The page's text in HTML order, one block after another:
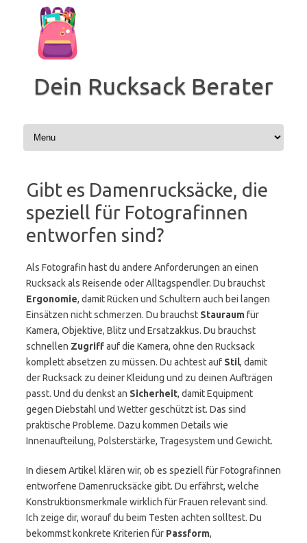
springen
Dein Rucksack Berater
Gibt es Damenrucksäcke, die
speziell für Fotografinnen
entworfen sind?
Als Fotografin hast du andere Anforderungen an einen
Rucksack als Reisende oder Alltagspendler. Du brauchst
Ergonomie, damit Rücken und Schultern auch bei langen
Einsätzen nicht schmerzen. Du brauchst Stauraumfür
Kamera, Objektive, Blitz und Ersatzakkus. Du brauchst
schnellen Zugriffauf die Kamera, ohne den Rucksack
komplett absetzen zu müssen. Du achtest auf Stil, damit
der Rucksack zu deiner Kleidung und zu deinen Aufträgen
passt. Und du denkst an Sicherheit, damit Equipment
gegen Diebstahl und Wetter geschützt ist. Das sind
praktische Probleme. Dazu kommen Details wie
Innenaufteilung, Polsterstärke, Tragesystem und Gewicht.
In diesem Artikel klären wir, ob es speziell für Fotografinnen
entworfene Damenrucksäcke gibt. Du erfährst, welche
Konstruktionsmerkmale wirklich für Frauen relevant sind.
Ich zeige dir, worauf du beim Testen achten solltest. Du
bekommst konkrete Kriterien für Passform,